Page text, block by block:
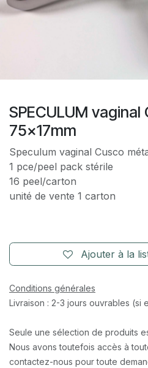
SPECULUM vaginal
75x17mm
Speculum vaginal Cusco
1 pce/peel pack stérile
16 peel/carton
unité de vente 1 carton
Ajouter à la
Conditions générales
Livraison : 2-3 jours ouvrables (si
Seule une sélection de produits
Nous avons toutefois accès à
contactez-nous pour toute